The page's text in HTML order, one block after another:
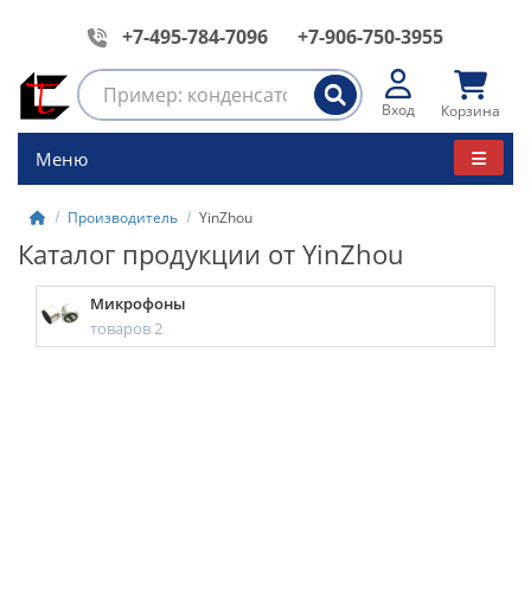
+7-495-784-7096 +7-906-750-3955
Вход Корзина
Меню
Производитель YinZhou
Каталог продукции от YinZhou
Микрофоны
товаров 2